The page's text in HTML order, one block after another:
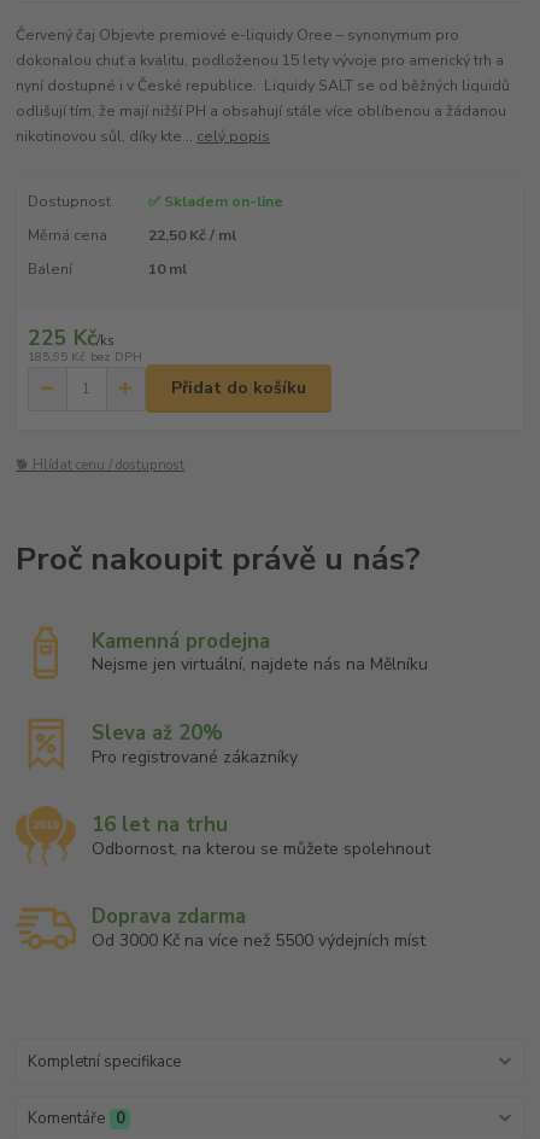
Červený čaj Objevte premiové e-liquidy Oree – synonymum pro
dokonalou chuť a kvalitu, podloženou 15 lety vývoje pro americký trh a
nyní dostupné i v České republice. Liquidy SALT se od běžných liquidů
odlišují tím, že mají nižší PH a obsahují stále více oblíbenou a žádanou
nikotinovou sůl, díky kte... celý popis
Dostupnost
✅ Skladem on-line
Měrná cena
22,50 Kč / ml
Balení
10 ml
225 Kč/ks
185,95 Kč bez DPH
Přidat do košíku
🐕 Hlídat cenu / dostupnost
Kamenná prodejna
Nejsme jen virtuální, najdete nás na Mělníku
Sleva až 20%
Pro registrované zákazníky
16 let na trhu
Odbornost, na kterou se můžete spolehnout
Doprava zdarma
Od 3000 Kč na více než 5500 výdejních míst
Kompletní specifikace
Komentáře 0